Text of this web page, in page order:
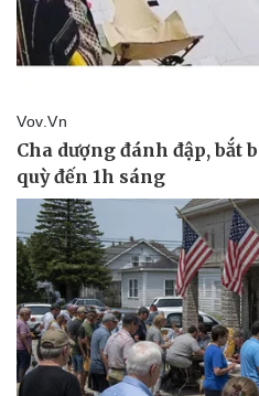
Sức khỏe
Dinh dưỡng - món ngon
Cây thuốc
Sản phụ khoa
Nhi khoa
Nam khoa
Làm đẹp - giảm cân
Phòng mạch online